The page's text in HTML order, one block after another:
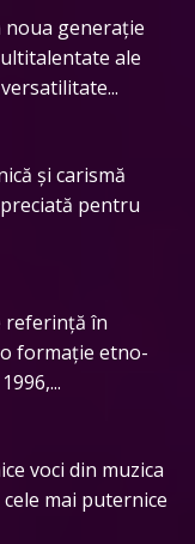
generație
ale
și carismă
pentru
referință în
formație etno-
voci din muzica
mai puternice